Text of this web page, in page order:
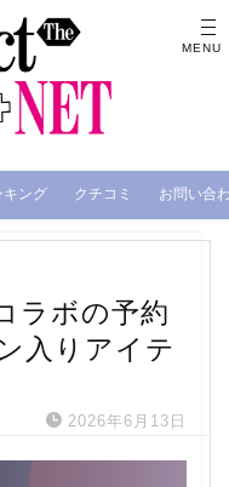
キング クチコミ お問い合
ラボの予約
入りアイテ
2026年6月13日